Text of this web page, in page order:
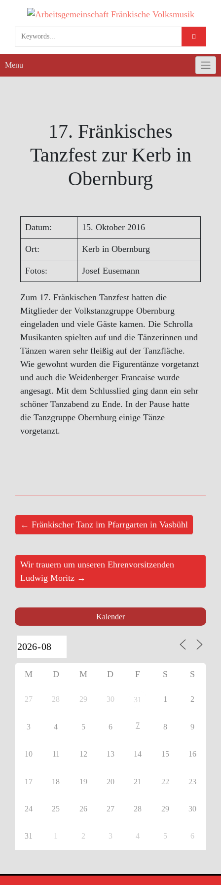
content
Menu
17. Fränkisches
Tanzfest zur Kerb in
Obernburg
Datum: 15. Oktober 2016
Ort: Kerb in Obernburg
Fotos: Josef Eusemann
Zum 17. Fränkischen Tanzfest hatten die
Mitglieder der Volkstanzgruppe Obernburg
eingeladen und viele Gäste kamen. Die Schrolla
Musikanten spielten auf und die Tänzerinnen und
Tänzen waren sehr fleißig auf der Tanzfläche.
Wie gewohnt wurden die Figurentänze vorgetanzt
und auch die Weidenberger Francaise wurde
angesagt. Mit dem Schlusslied ging dann ein sehr
schöner Tanzabend zu Ende. In der Pause hatte
die Tanzgruppe Obernburg einige Tänze
vorgetanzt.
← Fränkischer Tanz im Pfarrgarten in Vasbühl
Wir trauern um unseren Ehrenvorsitzenden
Ludwig Moritz →
Kalender
M D M D F S S
27 28 29 30 31 1 2
3 4 5 6 7 8 9
10 11 12 13 14 15 16
17 18 19 20 21 22 23
24 25 26 27 28 29 30
31 1 2 3 4 5 6